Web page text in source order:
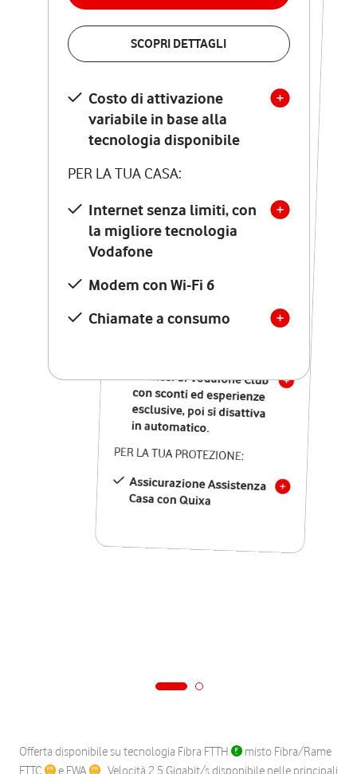
SCOPRI DETTAGLI
Costo di attivazione
variabile in base alla
tecnologia disponibile
PER LA TUA CASA:
Internet senza limiti, con
la migliore tecnologia
Vodafone
Modem con Wi-Fi 6
Chiamate a consumo
VERIFICA LA COPERTURA
Costo di attivazione
variabile in base alla
tecnologia disponibile
PER LA TUA CASA:
Internet senza limiti, con
la migliore tecnologia
Vodafone
Modem Seven con Wi-Fi 7
Chiamate illimitate verso
numeri fissi e mobili
nazionali
12 mesi di Vodafone Club
con sconti ed esperienze
esclusive, poi si disattiva
in automatico.
PER LA TUA PROTEZIONE:
Assicurazione Assistenza
Casa con Quixa
Offerta disponibile su tecnologia Fibra FTTH
misto Fibra/Rame
FTTC
e FWA
. Velocità 2,5 Gigabit/s disponibile nelle principali